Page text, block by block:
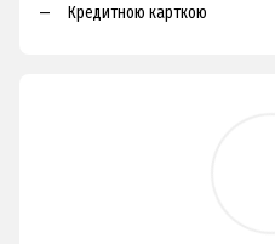
Кредитною карткою